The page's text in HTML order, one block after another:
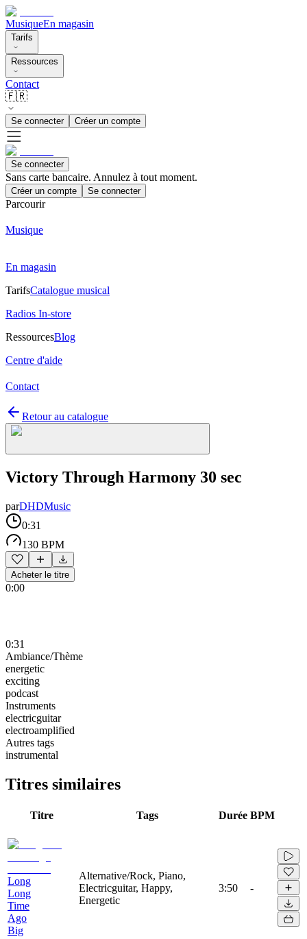
MusiqueEn magasin
Tarifs
Ressources
Contact
🇫🇷
Se connecter Créer un compte
Se connecter
Sans carte bancaire. Annulez à tout moment.
Créer un compte Se connecter
Parcourir
Musique
En magasin
TarifsCatalogue musical
Radios In-store
RessourcesBlog
Centre d'aide
Contact
Retour au catalogue
Victory Through Harmony 30 sec
parDHDMusic
0:31
130 BPM
Acheter le titre
0:00
0:31
Ambiance/Thème
energetic
exciting
podcast
Instruments
electricguitar
electroamplified
Autres tags
instrumental
Titres similaires
Titre Tags Durée BPM
Long
Long
Time
Ago
Big
Alternative/Rock, Piano,
Electricguitar, Happy,
Energetic
3:50 -